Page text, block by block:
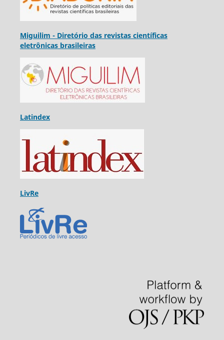
Miguilim - Diretório das revistas científicas
eletrônicas brasileiras
Latindex
LivRe